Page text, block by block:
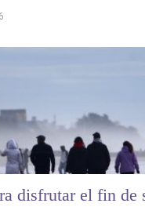
disfrutar el fin de